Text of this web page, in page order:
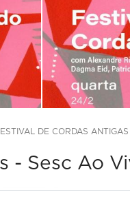
DE CORDAS
- Sesc Ao